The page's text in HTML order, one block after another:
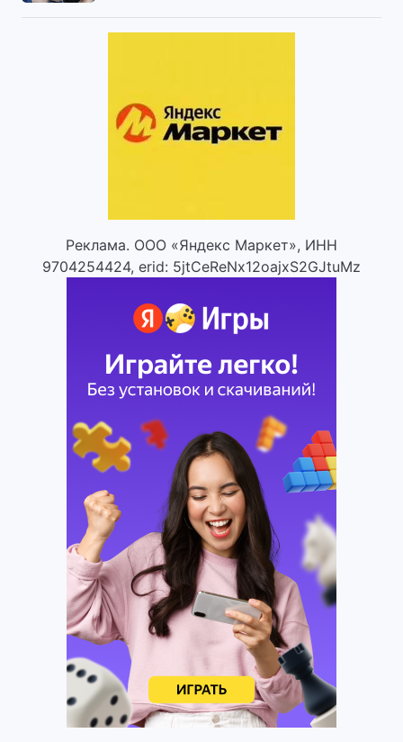
Реклама. ООО «Яндекс Маркет», ИНН
9704254424, erid: 5jtCeReNx12oajxS2GJtuMz